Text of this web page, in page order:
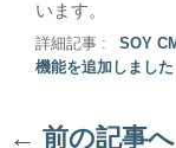
います。
詳細記事 :
SOY
機能を追加しました
← 前の記事へ